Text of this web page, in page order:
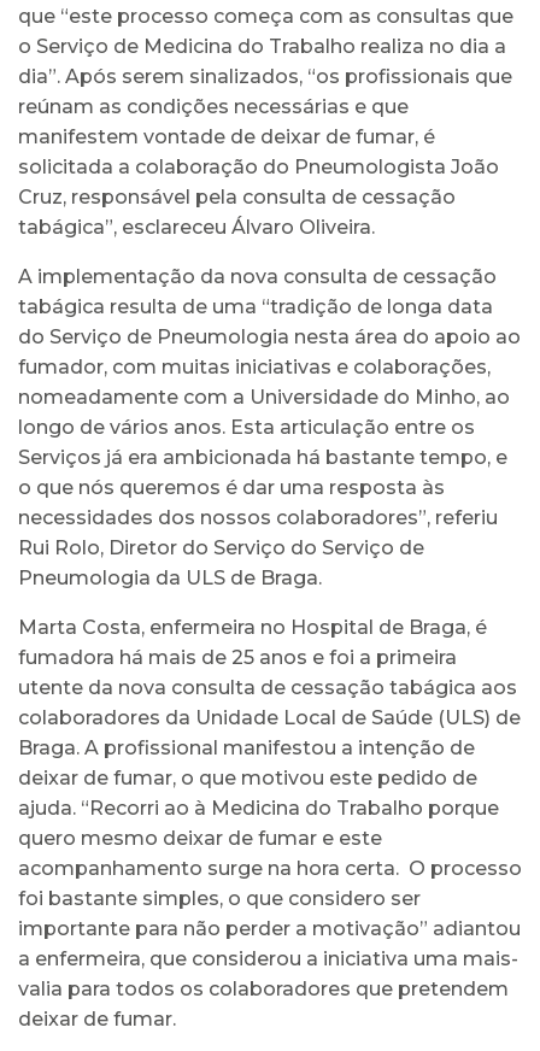
que “este processo começa com as consultas que
o Serviço de Medicina do Trabalho realiza no dia a
dia”. Após serem sinalizados, “os profissionais que
reúnam as condições necessárias e que
manifestem vontade de deixar de fumar, é
solicitada a colaboração do Pneumologista João
Cruz, responsável pela consulta de cessação
tabágica”, esclareceu Álvaro Oliveira.
A implementação da nova consulta de cessação
tabágica resulta de uma “tradição de longa data
do Serviço de Pneumologia nesta área do apoio ao
fumador, com muitas iniciativas e colaborações,
nomeadamente com a Universidade do Minho, ao
longo de vários anos. Esta articulação entre os
Serviços já era ambicionada há bastante tempo, e
o que nós queremos é dar uma resposta às
necessidades dos nossos colaboradores”, referiu
Rui Rolo, Diretor do Serviço do Serviço de
Pneumologia da ULS de Braga.
Marta Costa, enfermeira no Hospital de Braga, é
fumadora há mais de 25 anos e foi a primeira
utente da nova consulta de cessação tabágica aos
colaboradores da Unidade Local de Saúde (ULS) de
Braga. A profissional manifestou a intenção de
deixar de fumar, o que motivou este pedido de
ajuda. “Recorri ao à Medicina do Trabalho porque
quero mesmo deixar de fumar e este
acompanhamento surge na hora certa. O processo
foi bastante simples, o que considero ser
importante para não perder a motivação” adiantou
a enfermeira, que considerou a iniciativa uma mais-
valia para todos os colaboradores que pretendem
deixar de fumar.